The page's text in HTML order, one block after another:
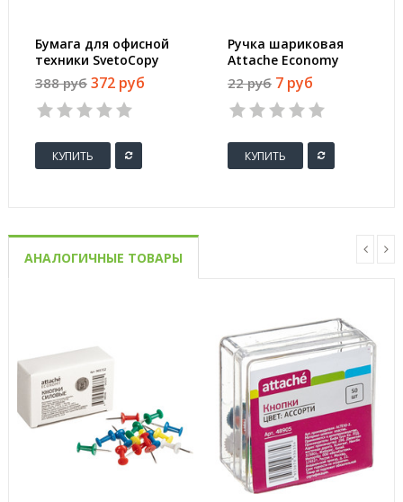
Бумага для офисной
техники SvetoCopy
(A4, марка C, 80 г/
кв.м, 500 листов)
388 руб 372 руб
КУПИТЬ
Ручка шариковая
Attache Economy
Elementary синяя
(толщина линии 0.5
мм)
22 руб 7 руб
КУПИТЬ
АНАЛОГИЧНЫЕ ТОВАРЫ